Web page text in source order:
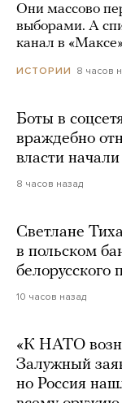
Они массово
выборами. А
канал в
ИСТОРИИ 8 часов
Боты в
враждебно
власти
8 часов назад
Светлане
в польском
белорусского
10 часов назад
«К НАТО
Залужный
но Россия